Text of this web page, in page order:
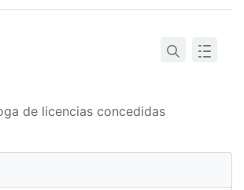
de licencias concedidas